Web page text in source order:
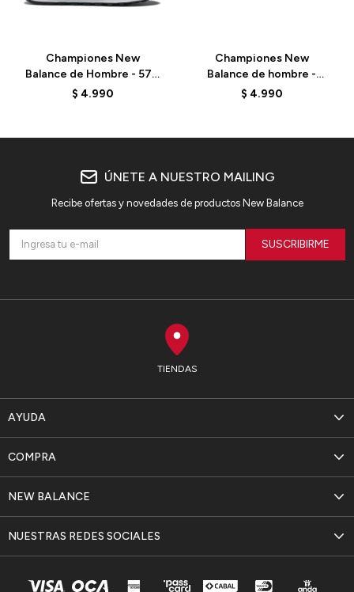
Championes New
Balance de Hombre - 574
- ML574EVB - BLACK
$ 4.990
Championes New
Balance de hombre -
ML574BBR - GREY
$ 4.990
TIENDAS
AYUDA
NEW BALANCE
COMPRA
NUESTRAS REDES SOCIALES
ÚNETE A NUESTRO MAILING
Recibe ofertas y novedades de productos New Balance
SUSCRIBIRME